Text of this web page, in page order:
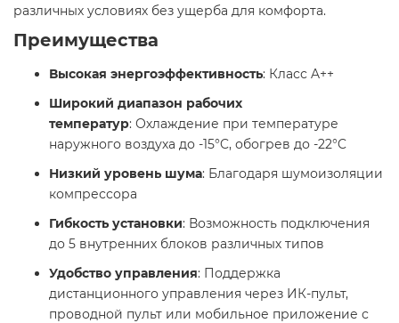
различных условиях без ущерба для комфорта.​
Преимущества
Высокая энергоэффективность: Класс A++​
Широкий диапазон рабочих
температур: Охлаждение при температуре
наружного воздуха до -15°C, обогрев до -22°C​
Низкий уровень шума: Благодаря шумоизоляции
компрессора​
Гибкость установки: Возможность подключения
до 5 внутренних блоков различных типов​
Удобство управления: Поддержка
дистанционного управления через ИК-пульт,
проводной пульт или мобильное приложение с